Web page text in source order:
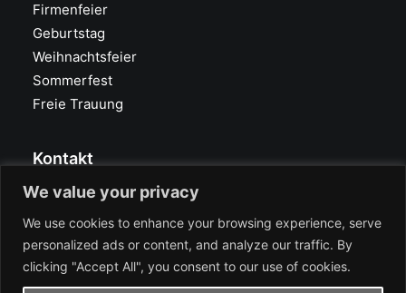
We value your privacy
We use cookies to enhance your browsing experience, serve
personalized ads or content, and analyze our traffic. By
clicking "Accept All", you consent to our use of cookies.
Firmenfeier
Geburtstag
Weihnachtsfeier
Sommerfest
Freie Trauung
Kontakt
Glasvoll Eventlocation
40625 Düsseldorf
Heyestraße 194
Tel.: +49 211 660 300